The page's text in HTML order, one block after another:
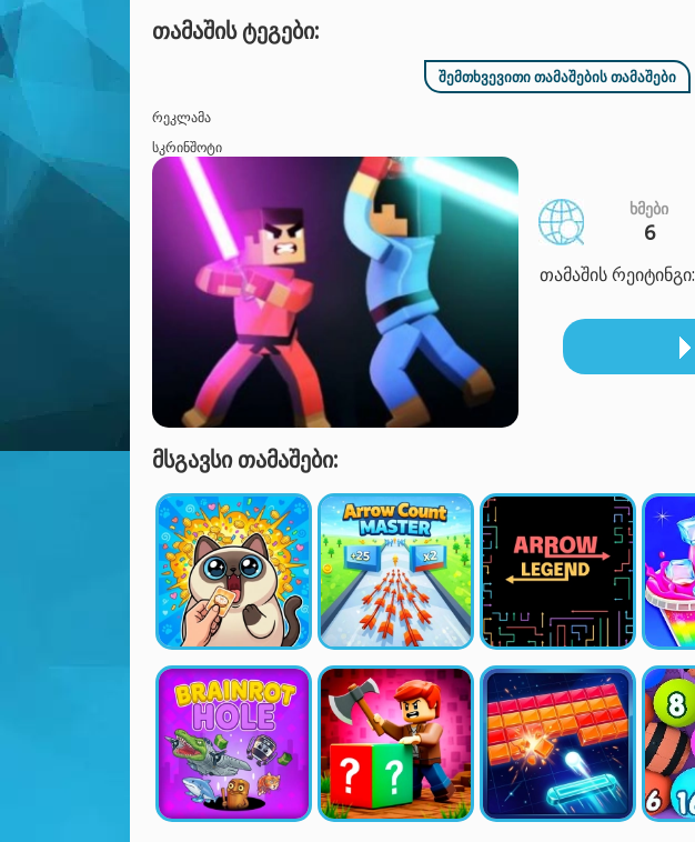
ᲗᲐᲛᲐᲨᲘᲡ ᲢᲔᲒᲔᲑᲘ:
ᲨᲔᲛᲗᲮᲕᲔᲕᲘᲗᲘ ᲗᲐᲛᲐᲨᲔᲑᲘᲡ ᲗᲐᲛᲐᲨᲔᲑᲘ
ᲠᲔᲙᲚᲐᲛᲐ
ᲡᲙᲠᲘᲜᲨᲝᲢᲘ
ᲮᲛᲔᲑᲘ
6
თამაშის რეიტინგი:
ᲛᲡᲒᲐᲕᲡᲘ ᲗᲐᲛᲐᲨᲔᲑᲘ: